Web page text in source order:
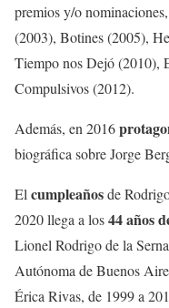
premios y/o
(2003), Botines (2005),
Tiempo nos Dejó (2010),
Compulsivos (2012).
Además, en 2016
biográfica sobre Jorge
Elcumpleañosde
2020 llega a los44 años
Lionel Rodrigo de la
Autónoma de Buenos
Érica Rivas, de 1999 a